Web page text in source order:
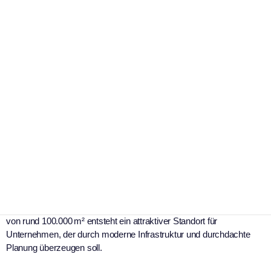
von rund 100.000 m² entsteht ein attraktiver Standort für
Unternehmen, der durch moderne Infrastruktur und durchdachte
Planung überzeugen soll.